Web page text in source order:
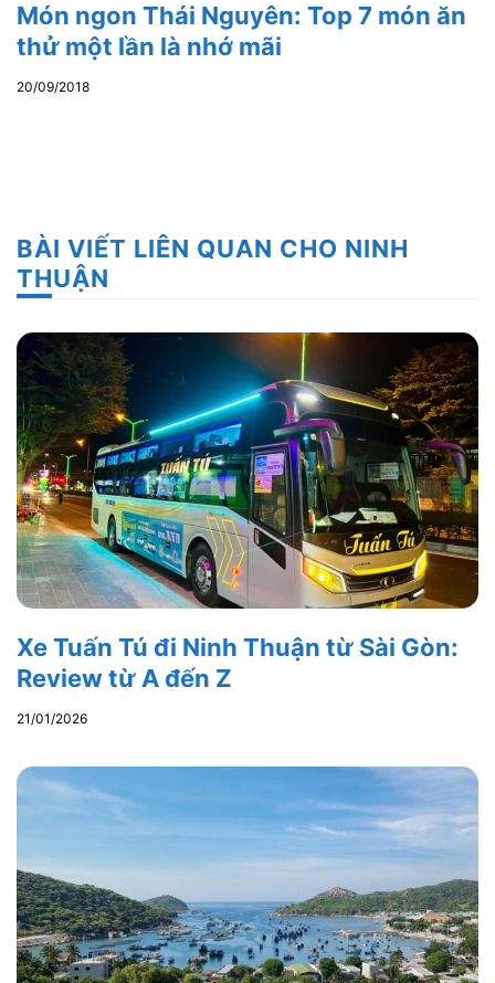
Món ngon Thái Nguyên: Top 7 món ăn
thử một lần là nhớ mãi
20/09/2018
BÀI VIẾT LIÊN QUAN CHO NINH
THUẬN
Xe Tuấn Tú đi Ninh Thuận từ Sài Gòn:
Review từ A đến Z
21/01/2026